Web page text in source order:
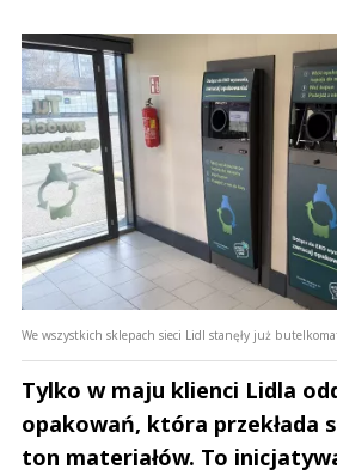
We wszystkich sklepach sieci Lidl stanęły już
Tylko w maju klienci Lidla
opakowań, która przekłada
ton materiałów. To